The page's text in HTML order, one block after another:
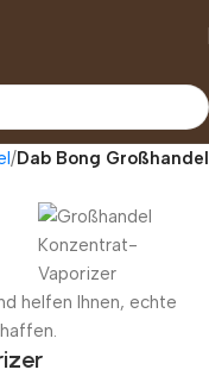
Dab Bong Großhandel
helfen Ihnen, echte